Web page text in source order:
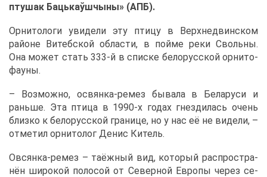
пту­шак Ба­ць­каўшчы­ны» (АПБ).
Ор­ни­то­ло­ги уви­де­ли эту пти­цу в Верх­не­двин­ском
рай­оне Ви­теб­ской об­ла­сти, в пой­ме ре­ки Своль­ны.
Она мо­жет стать 333-й в спис­ке бе­ло­рус­ской ор­ни­то­
фа­у­ны.
– Воз­мож­но, освян­ка-ре­мез бы­ва­ла в Бе­ла­ру­си и
рань­ше. Эта пти­ца в 1990-х го­дах гнез­ди­лась очень
близ­ко к бе­ло­рус­ской гра­ни­це, но у нас её не ви­де­ли, –
от­ме­тил ор­ни­то­лог Де­нис Ки­тель.
Ов­сян­ка-ре­мез – та­ёж­ный вид, ко­то­рый рас­про­стра­
нён ши­ро­кой по­ло­сой от Се­вер­ной Ев­ро­пы че­рез се­